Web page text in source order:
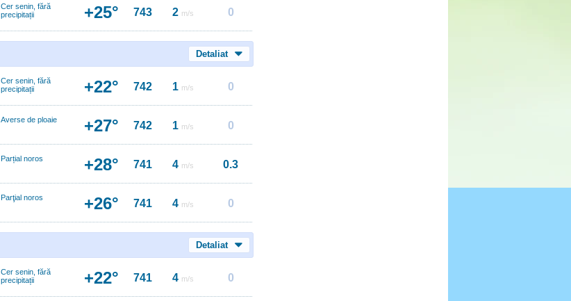
Cer senin, fără
precipitații
+25° 743 2 m/s 0
Detaliat
Cer senin, fără
precipitații
+22° 742 1 m/s 0
Averse de ploaie +27° 742 1 m/s 0
Parțial noros +28° 741 4 m/s 0.3
Parţial noros +26° 741 4 m/s 0
Detaliat
Cer senin, fără
precipitații
+22° 741 4 m/s 0